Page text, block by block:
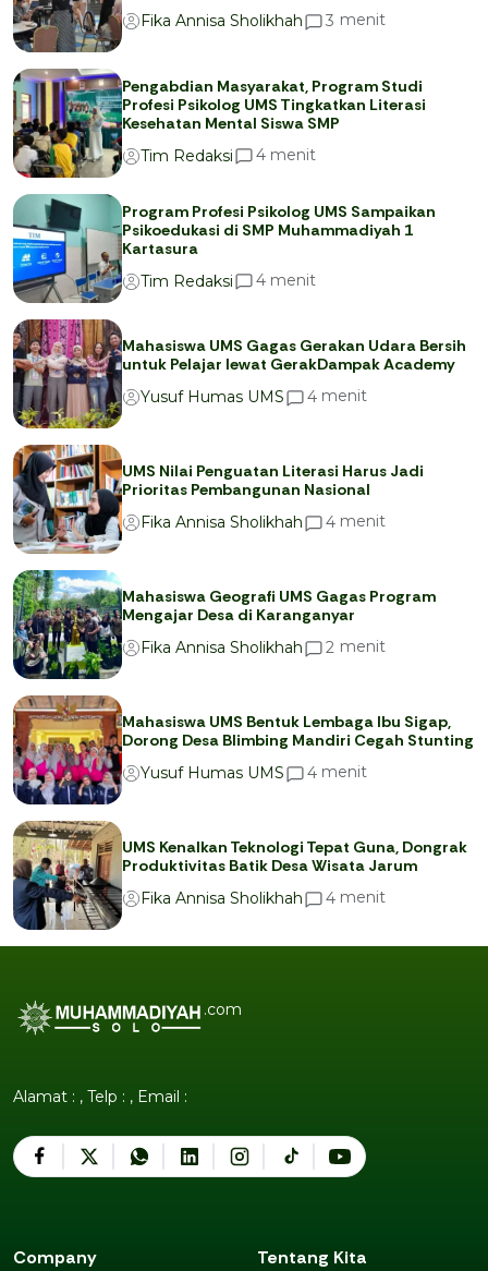
Fika Annisa Sholikhah
3 menit
Pengabdian Masyarakat, Program Studi
Profesi Psikolog UMS Tingkatkan Literasi
Kesehatan Mental Siswa SMP
Tim Redaksi
4 menit
Program Profesi Psikolog UMS Sampaikan
Psikoedukasi di SMP Muhammadiyah 1
Kartasura
Tim Redaksi
4 menit
Mahasiswa UMS Gagas Gerakan Udara Bersih
untuk Pelajar lewat GerakDampak Academy
Yusuf Humas UMS
4 menit
UMS Nilai Penguatan Literasi Harus Jadi
Prioritas Pembangunan Nasional
Fika Annisa Sholikhah
4 menit
Mahasiswa Geografi UMS Gagas Program
Mengajar Desa di Karanganyar
Fika Annisa Sholikhah
2 menit
Mahasiswa UMS Bentuk Lembaga Ibu Sigap,
Dorong Desa Blimbing Mandiri Cegah Stunting
Yusuf Humas UMS
4 menit
UMS Kenalkan Teknologi Tepat Guna, Dongrak
Produktivitas Batik Desa Wisata Jarum
Fika Annisa Sholikhah
4 menit
.com
Alamat : , Telp : , Email :
Company Tentang Kita